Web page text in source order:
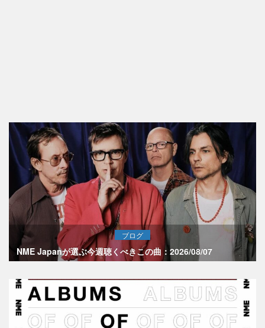
ブログ
NME Japanが選ぶ今週聴くべきこの曲：2026/08/07